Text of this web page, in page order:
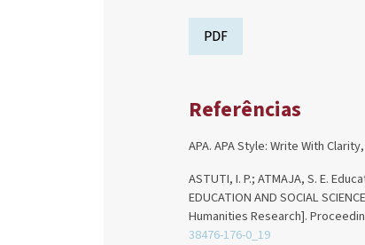
PDF
Referências
APA. APA Style: Write With
ASTUTI, I. P.; ATMAJA, S. E.
EDUCATION AND SOCIAL
Humanities Research].
38476-176-0_19